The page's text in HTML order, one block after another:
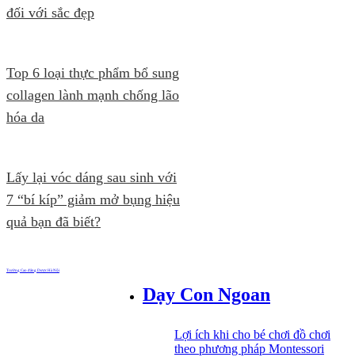
đối với sắc đẹp
Top 6 loại thực phẩm bổ sung
collagen lành mạnh chống lão
hóa da
Lấy lại vóc dáng sau sinh với
7 “bí kíp” giảm mở bụng hiệu
quả bạn đã biết?
Dạy Con Ngoan
Lợi ích khi cho bé chơi đồ chơi
theo phương pháp Montessori
Trường Cao đẳng Dược Hà Nội